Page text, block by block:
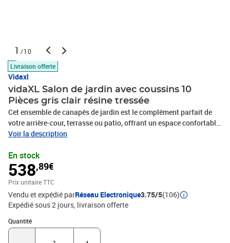
1 /10
Livraison offerte
Vidaxl
vidaXL Salon de jardin avec coussins 10
Pièces gris clair résine tressée
Cet ensemble de canapés de jardin est le complément parfait de
votre arrière-cour, terrasse ou patio, offrant un espace confortable
et accueillant pour discuter avec la famille et les amis ou
la résine tressée, également connue sous le nom de poly rotin, est
un matériau synthétique solide et nécessitant peu d'entretien qui
ressemble au rotin naturel. Il est léger, facile à nettoyer et
couramment utilisé pour les meubles d'extérieur en raison de sa
durabilité et de ses propriétés de résistance aux
intempéries.Expérience d'assise confortable : ce mobilier
d'extérieur, doté de coussins épais, offre une expérience d'assise
confortable.Housse amovible et lavable : ces coussins de siège
Voir la description
En stock
538,89€
Prix unitaire TTC
Vendu et expédié parRéseau Electronique3.75/5(106)
Expédié sous 2 jours livraison offerte
Quantité
Quantité : 1